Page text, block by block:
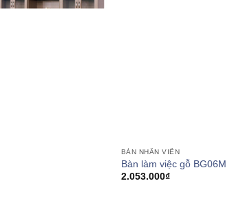
BÀN NHÂN VIÊN
Bàn làm việc gỗ BG06M
2.053.000₫